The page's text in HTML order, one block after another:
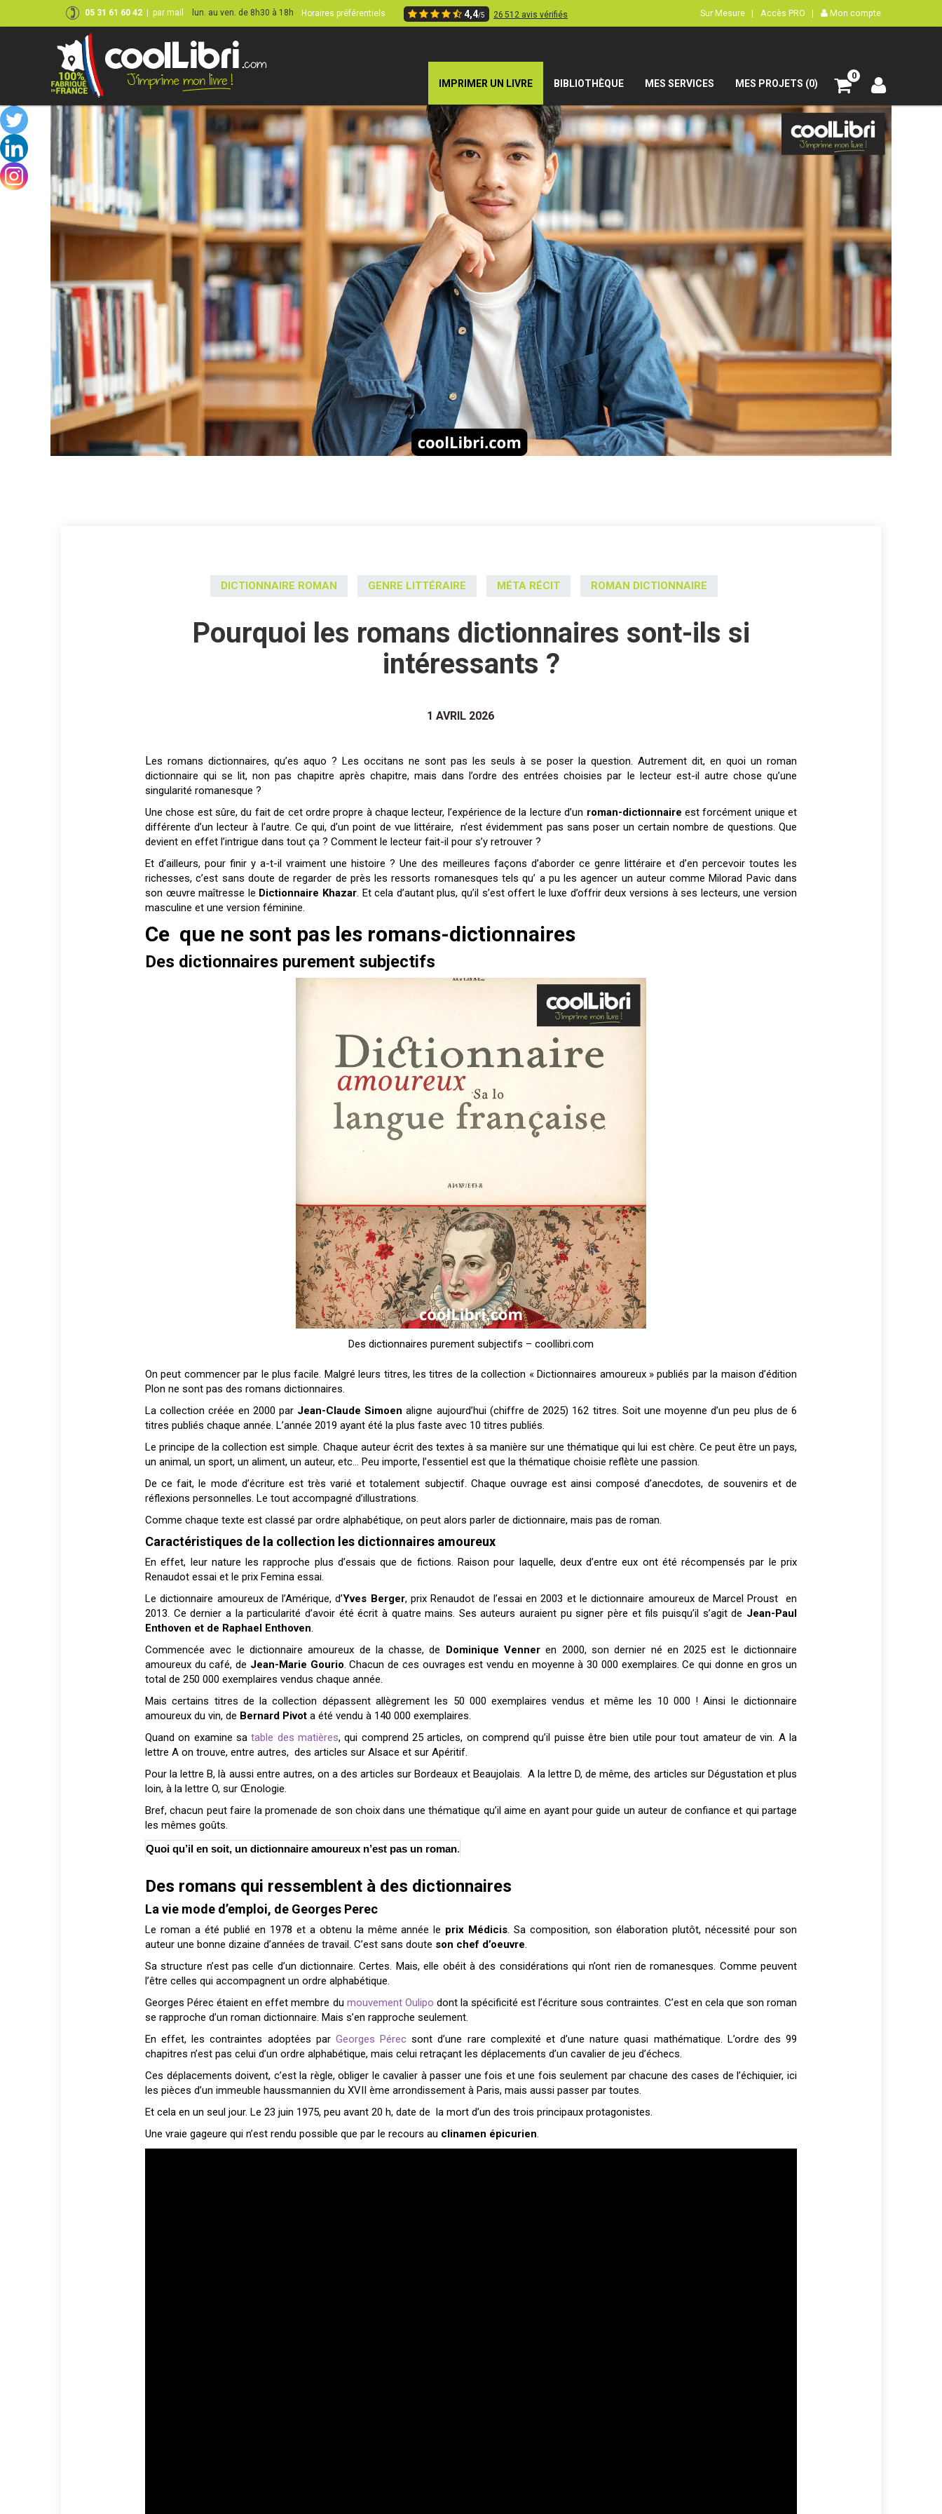
05 31 61 60 42 par mail lun. au ven. de 8h30 à 18h Horaires préférentiels 4,4/5 26 512 avis vérifiés Sur Mesure | Accès PRO | Mon compte
IMPRIMER UN LIVRE BIBLIOTHÈQUE MES SERVICES MES PROJETS (0)
0
Skip
to
content
DICTIONNAIRE ROMAN GENRE LITTÉRAIRE MÉTA RÉCIT ROMAN DICTIONNAIRE
Pourquoi les romans dictionnaires sont-ils si
intéressants ?
1 AVRIL 2026
Les romans dictionnaires, qu’es aquo ? Les occitans ne sont pas les seuls à se poser la question. Autrement dit, en quoi un roman
dictionnaire qui se lit, non pas chapitre après chapitre, mais dans l’ordre des entrées choisies par le lecteur est-il autre chose qu’une
singularité romanesque ?
Une chose est sûre, du fait de cet ordre propre à chaque lecteur, l’expérience de la lecture d’un roman-dictionnaire est forcément unique et
différente d’un lecteur à l’autre. Ce qui, d’un point de vue littéraire, n’est évidemment pas sans poser un certain nombre de questions. Que
devient en effet l’intrigue dans tout ça ? Comment le lecteur fait-il pour s’y retrouver ?
Et d’ailleurs, pour finir y a-t-il vraiment une histoire ? Une des meilleures façons d’aborder ce genre littéraire et d’en percevoir toutes les
richesses, c’est sans doute de regarder de près les ressorts romanesques tels qu’ a pu les agencer un auteur comme Milorad Pavic dans
son œuvre maîtresse le Dictionnaire Khazar. Et cela d’autant plus, qu’il s’est offert le luxe d’offrir deux versions à ses lecteurs, une version
masculine et une version féminine.
Ce que ne sont pas les romans-dictionnaires
Des dictionnaires purement subjectifs
Des dictionnaires purement subjectifs – coollibri.com
On peut commencer par le plus facile. Malgré leurs titres, les titres de la collection « Dictionnaires amoureux » publiés par la maison d’édition
Plon ne sont pas des romans dictionnaires.
La collection créée en 2000 parJean-Claude Simoen aligne aujourd’hui (chiffre de 2025) 162 titres. Soit une moyenne d’un peu plus de 6
titres publiés chaque année. L’année 2019 ayant été la plus faste avec 10 titres publiés.
Le principe de la collection est simple. Chaque auteur écrit des textes à sa manière sur une thématique qui lui est chère. Ce peut être un pays,
un animal, un sport, un aliment, un auteur, etc… Peu importe, l’essentiel est que la thématique choisie reflète une passion.
De ce fait, le mode d’écriture est très varié et totalement subjectif. Chaque ouvrage est ainsi composé d’anecdotes, de souvenirs et de
réflexions personnelles. Le tout accompagné d’illustrations.
Comme chaque texte est classé par ordre alphabétique, on peut alors parler de dictionnaire, mais pas de roman.
Caractéristiques de la collection les dictionnaires amoureux
En effet, leur nature les rapproche plus d’essais que de fictions. Raison pour laquelle, deux d’entre eux ont été récompensés par le prix
Renaudot essai et le prix Femina essai.
Le dictionnaire amoureux de l’Amérique, d’Yves Berger, prix Renaudot de l’essai en 2003 et le dictionnaire amoureux de Marcel Proust en
2013. Ce dernier a la particularité d’avoir été écrit à quatre mains. Ses auteurs auraient pu signer père et fils puisqu’il s’agit de Jean-Paul
Enthoven et de Raphael Enthoven.
Commencée avec le dictionnaire amoureux de la chasse, de Dominique Venner en 2000, son dernier né en 2025 est le dictionnaire
amoureux du café, de Jean-Marie Gourio. Chacun de ces ouvrages est vendu en moyenne à 30 000 exemplaires. Ce qui donne en gros un
total de 250 000 exemplaires vendus chaque année.
Mais certains titres de la collection dépassent allègrement les 50 000 exemplaires vendus et même les 10 000 ! Ainsi le dictionnaire
amoureux du vin, de Bernard Pivot a été vendu à 140 000 exemplaires.
Quand on examine satable des matières, qui comprend 25 articles, on comprend qu’il puisse être bien utile pour tout amateur de vin. A la
lettre A on trouve, entre autres, des articles sur Alsace et sur Apéritif.
Pour la lettre B, là aussi entre autres, on a des articles sur Bordeaux et Beaujolais. A la lettre D, de même, des articles sur Dégustation et plus
loin, à la lettre O, sur Œnologie.
Bref, chacun peut faire la promenade de son choix dans une thématique qu’il aime en ayant pour guide un auteur de confiance et qui partage
les mêmes goûts.
Quoi qu’il en soit, un dictionnaire amoureux n’est pas un roman.
Des romans qui ressemblent à des dictionnaires
La vie mode d’emploi, de Georges Perec
Le roman a été publié en 1978 et a obtenu la même année le prix Médicis. Sa composition, son élaboration plutôt, nécessité pour son
auteur une bonne dizaine d’années de travail. C’est sans doute son chef d’oeuvre.
Sa structure n’est pas celle d’un dictionnaire. Certes. Mais, elle obéit à des considérations qui n’ont rien de romanesques. Comme peuvent
l’être celles qui accompagnent un ordre alphabétique.
Georges Pérec étaient en effet membre du mouvement Oulipo dont la spécificité est l’écriture sous contraintes. C’est en cela que son roman
se rapproche d’un roman dictionnaire. Mais s’en rapproche seulement.
En effet, les contraintes adoptées parGeorges Pérec sont d’une rare complexité et d’une nature quasi mathématique. L’ordre des 99
chapitres n’est pas celui d’un ordre alphabétique, mais celui retraçant les déplacements d’un cavalier de jeu d’échecs.
Ces déplacements doivent, c’est la règle, obliger le cavalier à passer une fois et une fois seulement par chacune des cases de l’échiquier, ici
les pièces d’un immeuble haussmannien du XVII ème arrondissement à Paris, mais aussi passer par toutes.
Et cela en un seul jour. Le 23 juin 1975, peu avant 20 h, date de la mort d’un des trois principaux protagonistes.
Une vraie gageure qui n’est rendu possible que par le recours au clinamen épicurien.